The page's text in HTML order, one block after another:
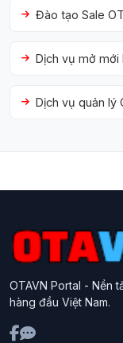
Đào tạo Sale
Dịch vụ mở mới
Dịch vụ quản lý
OTAVN Portal - Nền
hàng đầu Việt Nam.